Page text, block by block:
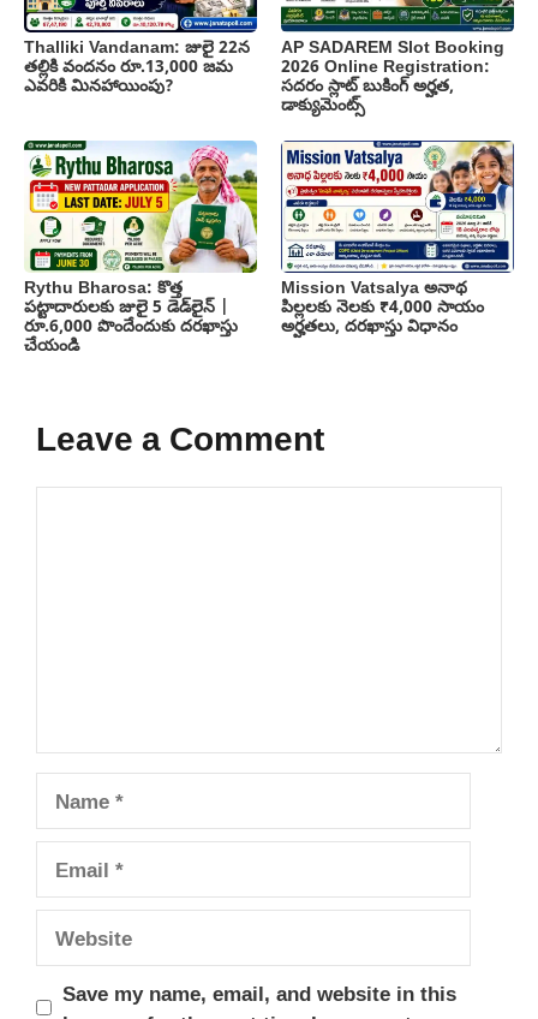
Thalliki Vandanam: జులై 22న
తల్లికి వందనం రూ.13,000 జమ
ఎవరికి మినహాయింపు?
AP SADAREM Slot Booking
2026 Online Registration:
సదరం స్లాట్ బుకింగ్ అర్హత,
డాక్యుమెంట్స్
Rythu Bharosa: కొత్త
పట్టాదారులకు జులై 5 డెడ్‌లైన్ |
రూ.6,000 పొందేందుకు దరఖాస్తు
చేయండి
Mission Vatsalya అనాథ
పిల్లలకు నెలకు ₹4,000 సాయం
అర్హతలు, దరఖాస్తు విధానం
Leave a Comment
Comment
Name
Email
Website
Save my name, email, and website in this